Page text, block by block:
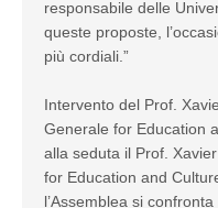
responsabile delle
queste proposte,
più cordiali.”
Intervento del Prof.
Generale for Education
alla seduta il Prof.
for Education and
l’Assemblea si